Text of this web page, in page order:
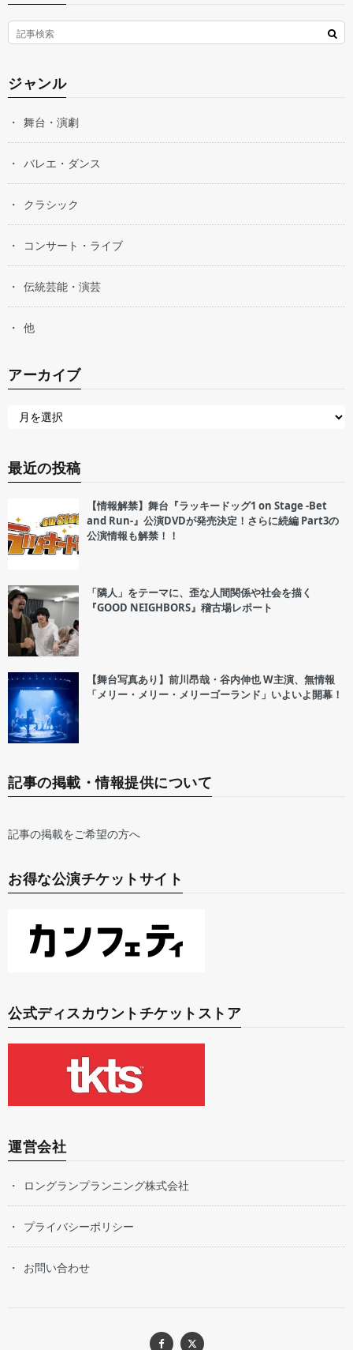
ジャンル
舞台・演劇
バレエ・ダンス
クラシック
コンサート・ライブ
伝統芸能・演芸
他
アーカイブ
最近の投稿
【情報解禁】舞台『ラッキードッグ1 on Stage -Bet
and Run-』公演DVDが発売決定！さらに続編 Part3の
公演情報も解禁！！
「隣人」をテーマに、歪な人間関係や社会を描く
『GOOD NEIGHBORS』稽古場レポート
【舞台写真あり】前川昂哉・谷内伸也 W主演、無情報
「メリー・メリー・メリーゴーランド」いよいよ開幕！
記事の掲載・情報提供について
記事の掲載をご希望の方へ
お得な公演チケットサイト
公式ディスカウントチケットストア
運営会社
ロングランプランニング株式会社
プライバシーポリシー
お問い合わせ